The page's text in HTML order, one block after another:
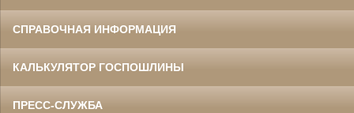
Данилов Василий Степанович
Участник Великой Отечественной войны
Председатель Белгородского
в период с 1960 по 1973 гг.
СПРАВОЧНАЯ ИНФОРМАЦИЯ
КАЛЬКУЛЯТОР ГОСПОШЛИНЫ
ПРЕСС-СЛУЖБА